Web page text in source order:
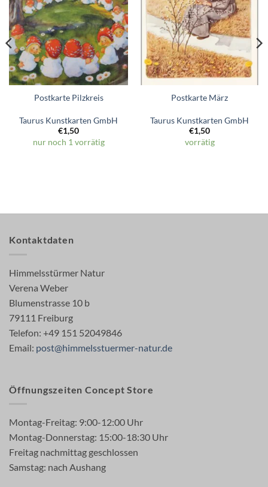
Wunschzettel
hinzufügen
Postkarte Pilzkreis
Taurus Kunstkarten GmbH
€1,50
nur noch 1 vorrätig
Wunschzettel
hinzufügen
Postkarte März
Taurus Kunstkarten GmbH
€1,50
vorrätig
Kontaktdaten
Himmelsstürmer Natur
Verena Weber
Blumenstrasse 10 b
79111 Freiburg
Telefon: +49 151 52049846
Email: post@himmelsstuermer-natur.de
Öffnungszeiten Concept Store
Montag-Freitag: 9:00-12:00 Uhr
Montag-Donnerstag: 15:00-18:30 Uhr
Freitag nachmittag geschlossen
Samstag: nach Aushang